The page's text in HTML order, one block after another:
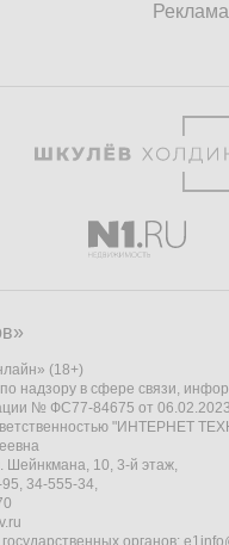
(18+)
надзору в сфере связи,
№ ФС77-84675 от 06.02.2023
"ИНТЕРНЕТ
Шейнкмана, 10, 3-й этаж,
34-555-34,
органов: